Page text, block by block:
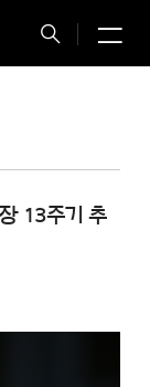
Total
13주기 추